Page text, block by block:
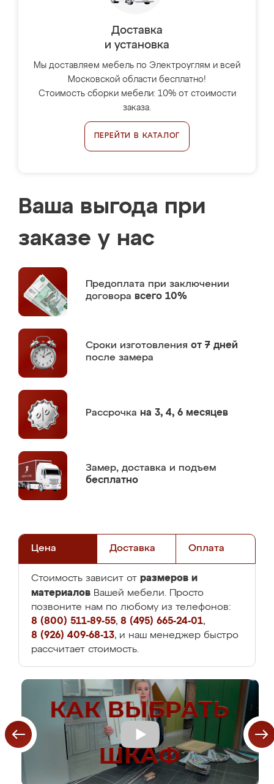
Доставка
и установка
Мы доставляем мебель по Электроуглям и всей
Московской области бесплатно!
Стоимость сборки мебели: 10% от стоимости
заказа.
ПЕРЕЙТИ В КАТАЛОГ
Ваша выгода при
заказе у нас
Предоплата при заключении
договора всего 10%
Сроки изготовления от 7 дней
после замера
Рассрочка на 3, 4, 6 месяцев
Замер, доставка и подъем
бесплатно
Цена Доставка Оплата
Стоимость зависит от размеров и
материалов Вашей мебели. Просто
позвоните нам по любому из телефонов:
8 (800) 511-89-55, 8 (495) 665-24-01,
8 (926) 409-68-13, и наш менеджер быстро
рассчитает стоимость.